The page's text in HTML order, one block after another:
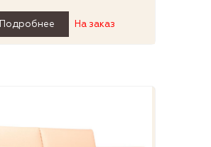
Подробнее На заказ